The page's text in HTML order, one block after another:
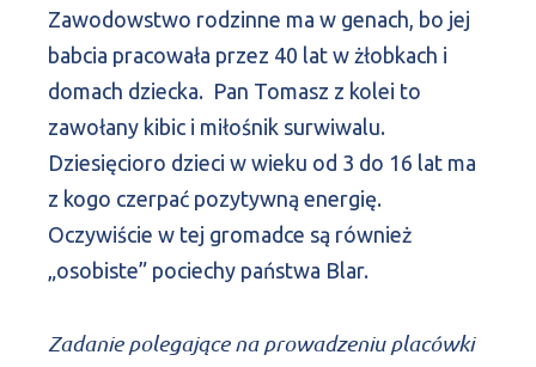
Zawodowstwo rodzinne ma w genach, bo jej
babcia pracowała przez 40 lat w żłobkach i
domach dziecka. Pan Tomasz z kolei to
zawołany kibic i miłośnik surwiwalu.
Dziesięcioro dzieci w wieku od 3 do 16 lat ma
z kogo czerpać pozytywną energię.
Oczywiście w tej gromadce są również
„osobiste” pociechy państwa Blar.
Zadanie polegające na prowadzeniu placówki